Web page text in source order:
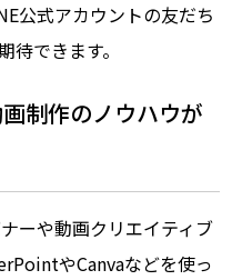
公式アカウントの友だち
できます。
制作のノウハウが
ーや動画クリエイティブ
やCanvaなどを使っ